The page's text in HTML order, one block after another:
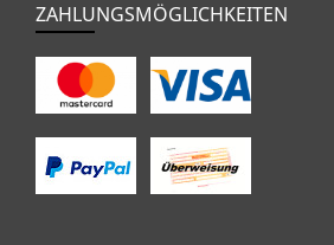
ZAHLUNGSMÖGLICHKEITEN